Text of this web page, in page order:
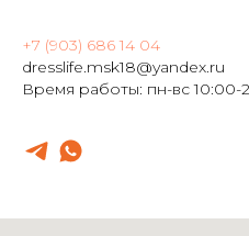
+7 (903) 686 14 04
dresslife.msk18@yandex.ru
Время работы: пн-вс 10:00-